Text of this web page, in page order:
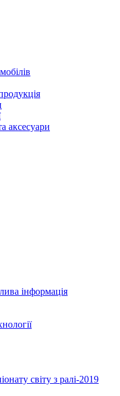
аксесуари
інформація
світу з ралі-2019